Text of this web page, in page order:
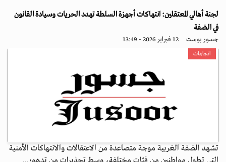
لجنة أهالي المعتقلين: انتهاكات أجهزة السلطة تهدد الحريات وسيادة القانون
في الضفة
جسور بوست 12 فبراير 2026 - 13:49
اتجاهات
تشهد الضفة الغربية موجة متصاعدة من الاعتقالات والانتهاكات الأمنية